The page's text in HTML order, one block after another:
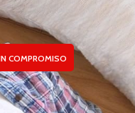
COMPROMISO